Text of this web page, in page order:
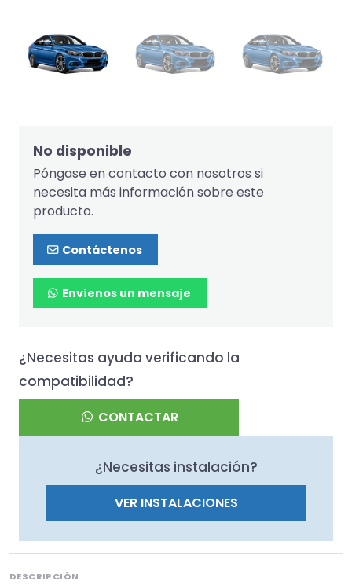
No disponible
Póngase en contacto con nosotros si
necesita más información sobre este
producto.
Contáctenos
Envíenos un mensaje
¿Necesitas ayuda verificando la
compatibilidad?
CONTACTAR
¿Necesitas instalación?
VER INSTALACIONES
DESCRIPCIÓN